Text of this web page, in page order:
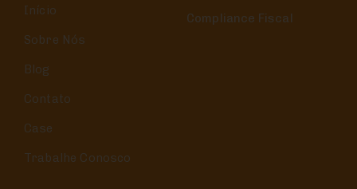
Início
Sobre Nós
Blog
Contato
Case
Trabalhe Conosco
Compliance Fiscal